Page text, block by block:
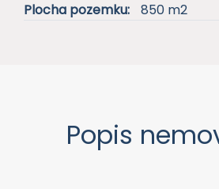
Plocha pozemku:
850 m2
Popis